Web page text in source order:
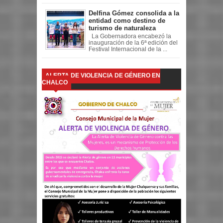
Delfina Gómez consolida a la
entidad como destino de
turismo de naturaleza
La Gobernadora encabezó la
inauguración de la 6ª edición del
Festival Internacional de la ...
ALERTA DE VIOLENCIA DE GÉNERO EN
CHALCO